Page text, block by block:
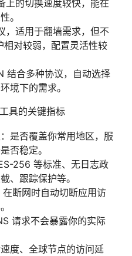
上的切换速度较快，能在
。
适用于翻墙需求，但不
对较弱，配置灵活性较
结合多种协议，自动选择
境下的需求。
具的关键指标
是否覆盖你常用地区，服
否稳定。
256 等标准、无日志政
、跟踪保护等。
断网时自动切断应用访
请求不会暴露你的实际
度、全球节点的访问延